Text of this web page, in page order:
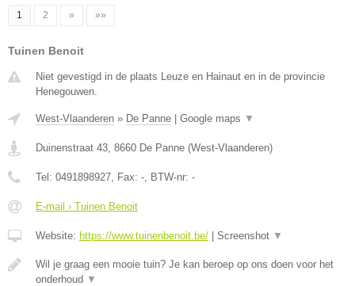
1 2 » »»
Tuinen Benoit
Niet gevestigd in de plaats Leuze en Hainaut en in de provincie
Henegouwen.
West-Vlaanderen » De Panne Google maps ▼
Duinenstraat 43, 8660 De Panne (West-Vlaanderen)
Tel: 0491898927, Fax: -, BTW-nr: -
E-mail › Tuinen Benoit
Website: https://www.tuinenbenoit.be/ Screenshot ▼
Wil je graag een mooie tuin? Je kan beroep op ons doen voor het
onderhoud ▼